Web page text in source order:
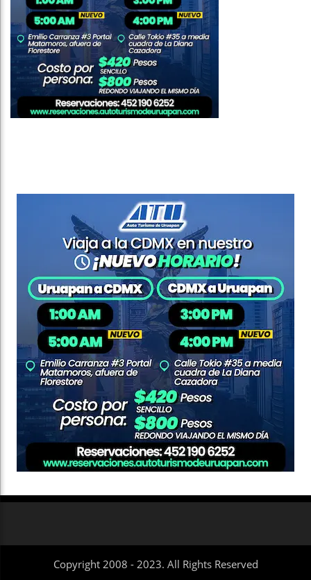
Copyright 2008 - 2023. All Rights Reserved